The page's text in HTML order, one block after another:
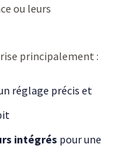
ou leurs
principalement :
réglage précis et
intégrés pour une